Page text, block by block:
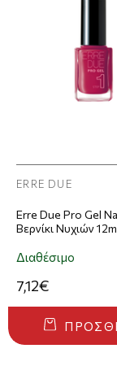
ERRE DUE
Erre Due Pro Gel
Βερνίκι Νυχιών
Διαθέσιμο
7,12€